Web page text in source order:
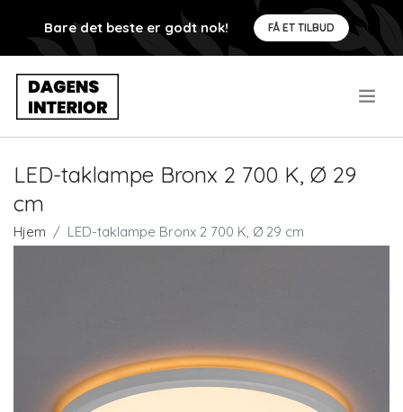
Bare det beste er godt nok! FÅ ET TILBUD
LED-taklampe Bronx 2 700 K, Ø 29
cm
Hjem LED-taklampe Bronx 2 700 K, Ø 29 cm